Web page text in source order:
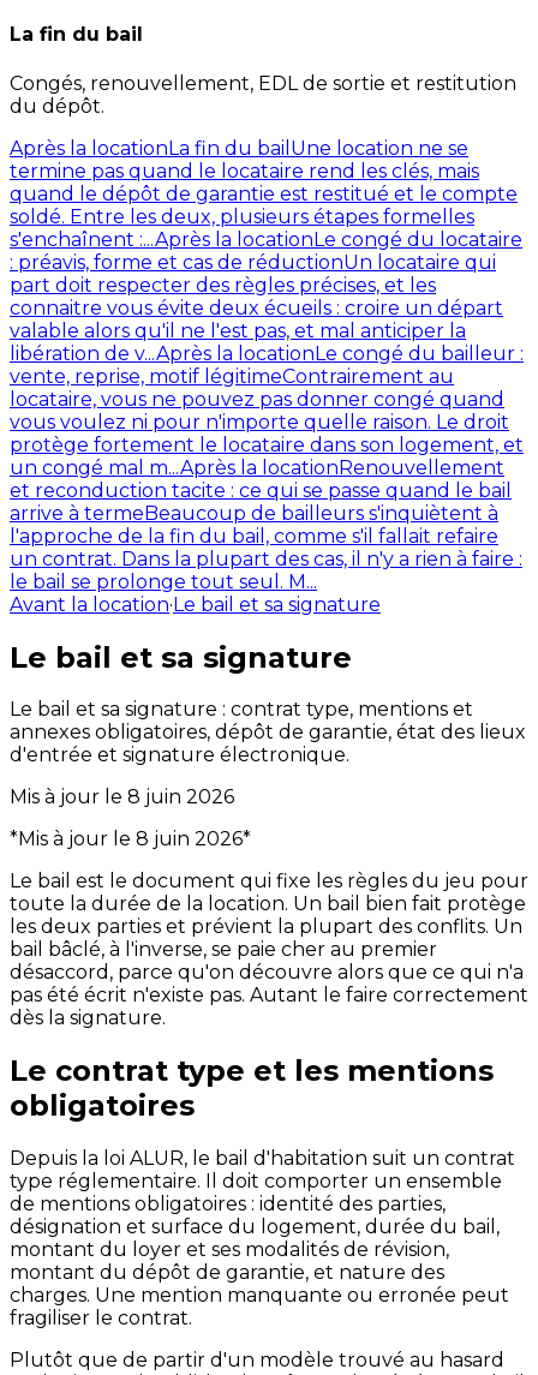
La fin du bail
Congés, renouvellement, EDL de sortie et restitution
du dépôt.
Après la locationLa fin du bail Une location ne se
termine pas quand le locataire rend les clés, mais
quand le dépôt de garantie est restitué et le compte
soldé. Entre les deux, plusieurs étapes formelles
s'enchaînent :...Après la locationLe congé du locataire
: préavis, forme et cas de réductionUn locataire qui
part doit respecter des règles précises, et les
connaitre vous évite deux écueils : croire un départ
valable alors qu'il ne l'est pas, et mal anticiper la
libération de v...Après la locationLe congé du bailleur :
vente, reprise, motif légitimeContrairement au
locataire, vous ne pouvez pas donner congé quand
vous voulez ni pour n'importe quelle raison. Le droit
protège fortement le locataire dans son logement, et
un congé mal m...Après la locationRenouvellement
et reconduction tacite : ce qui se passe quand le bail
arrive à termeBeaucoup de bailleurs s'inquiètent à
l'approche de la fin du bail, comme s'il fallait refaire
un contrat. Dans la plupart des cas, il n'y a rien à faire :
le bail se prolonge tout seul. M...
Avant la location·Le bail et sa signature
Le bail et sa signature
Le bail et sa signature : contrat type, mentions et
annexes obligatoires, dépôt de garantie, état des lieux
d'entrée et signature électronique.
Mis à jour le 8 juin 2026
*Mis à jour le 8 juin 2026*
Le bail est le document qui fixe les règles du jeu pour
toute la durée de la location. Un bail bien fait protège
les deux parties et prévient la plupart des conflits. Un
bail bâclé, à l'inverse, se paie cher au premier
désaccord, parce qu'on découvre alors que ce qui n'a
pas été écrit n'existe pas. Autant le faire correctement
dès la signature.
Le contrat type et les mentions
obligatoires
Depuis la loi ALUR, le bail d'habitation suit un contrat
type réglementaire. Il doit comporter un ensemble
de mentions obligatoires : identité des parties,
désignation et surface du logement, durée du bail,
montant du loyer et ses modalités de révision,
montant du dépôt de garantie, et nature des
charges. Une mention manquante ou erronée peut
fragiliser le contrat.
Plutôt que de partir d'un modèle trouvé au hasard